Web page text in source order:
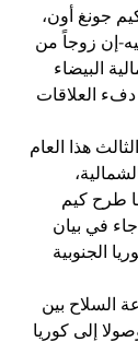
جونغ أون،
إن زوجاً من
البيضاء
العلاقات
هذا العام
طرح كيم
جاء في بيان
الجنوبية
السلاح بين
إلى كوريا